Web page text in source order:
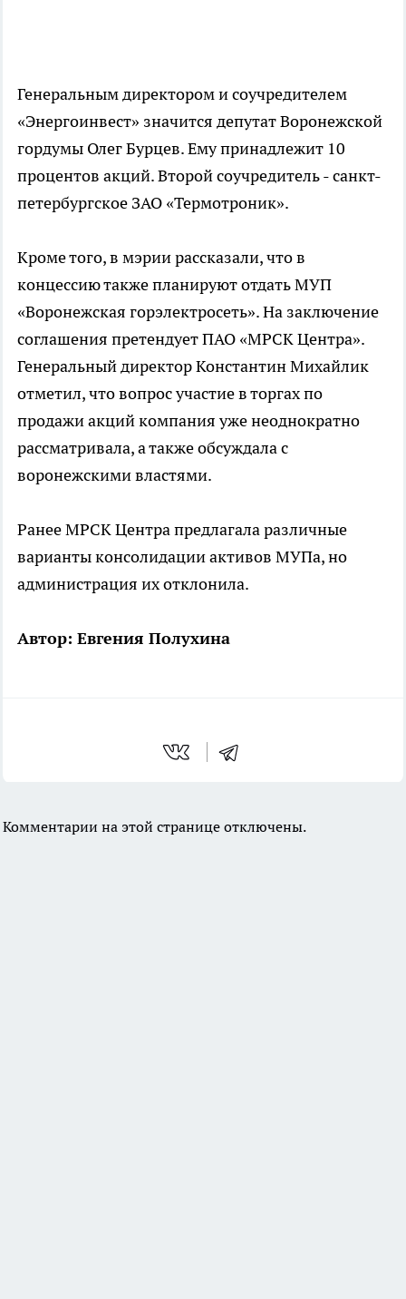
Генеральным директором и соучредителем
«Энергоинвест» значится депутат Воронежской
гордумы Олег Бурцев. Ему принадлежит 10
процентов акций. Второй соучредитель - санкт-
петербургское ЗАО «Термотроник».
Кроме того, в мэрии рассказали, что в
концессию также планируют отдать МУП
«Воронежская горэлектросеть». На заключение
соглашения претендует ПАО «МРСК Центра».
Генеральный директор Константин Михайлик
отметил, что вопрос участие в торгах по
продажи акций компания уже неоднократно
рассматривала, а также обсуждала с
воронежскими властями.
Ранее МРСК Центра предлагала различные
варианты консолидации активов МУПа, но
администрация их отклонила.
Автор: Евгения Полухина
Комментарии на этой странице отключены.